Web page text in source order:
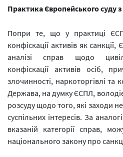
Практика Європейського суду
Попри те, що у практиці
конфіскації активів як
аналізі справ щодо
конфіскації активів осіб,
злочинності, наркоторгівлі та
Держава, на думку ЄСПЛ,
розсуду щодо того, які заходи
суспільних інтересів. За
вказаній категорії справ,
національного закону про